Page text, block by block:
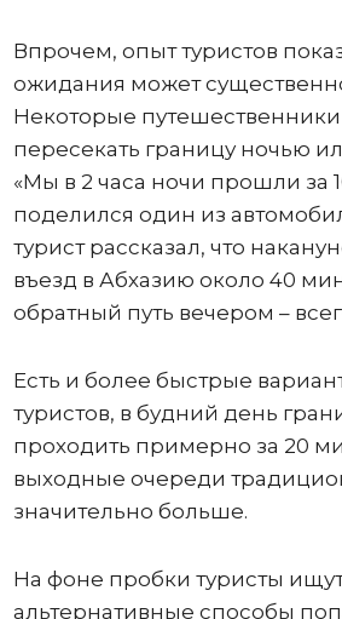
Впрочем, опыт туристов
ожидания может
Некоторые путешественники
пересекать границу ночью
«Мы в 2 часа ночи прошли за
поделился один из
турист рассказал, что
въезд в Абхазию около 40
обратный путь вечером –
Есть и более быстрые
туристов, в будний день
проходить примерно за 20
выходные очереди
значительно больше.
На фоне пробки туристы
альтернативные способы